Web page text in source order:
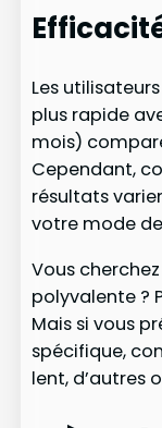
Les
plus rapide
mois)
Cependant,
résultats
votre mode
Vous
polyvalente ?
Mais si vous
spécifique,
lent, d’autres